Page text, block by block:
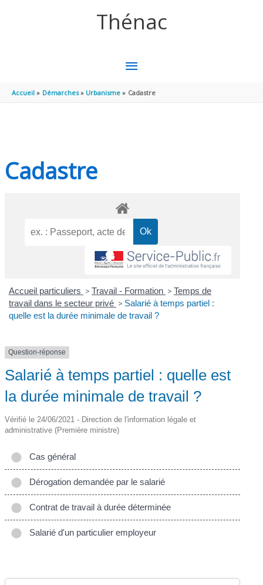
Thénac
MENU
PRINCIPAL
Accueil Démarches Urbanisme Cadastre
Cadastre
Accueil particuliers > Travail - Formation > Temps de
travail dans le secteur privé > Salarié à temps partiel :
quelle est la durée minimale de travail ?
Question-réponse
Salarié à temps partiel : quelle est
la durée minimale de travail ?
Vérifié le 24/06/2021 - Direction de l'information légale et
administrative (Première ministre)
Cas général
Dérogation demandée par le salarié
Contrat de travail à durée déterminée
Salarié d'un particulier employeur